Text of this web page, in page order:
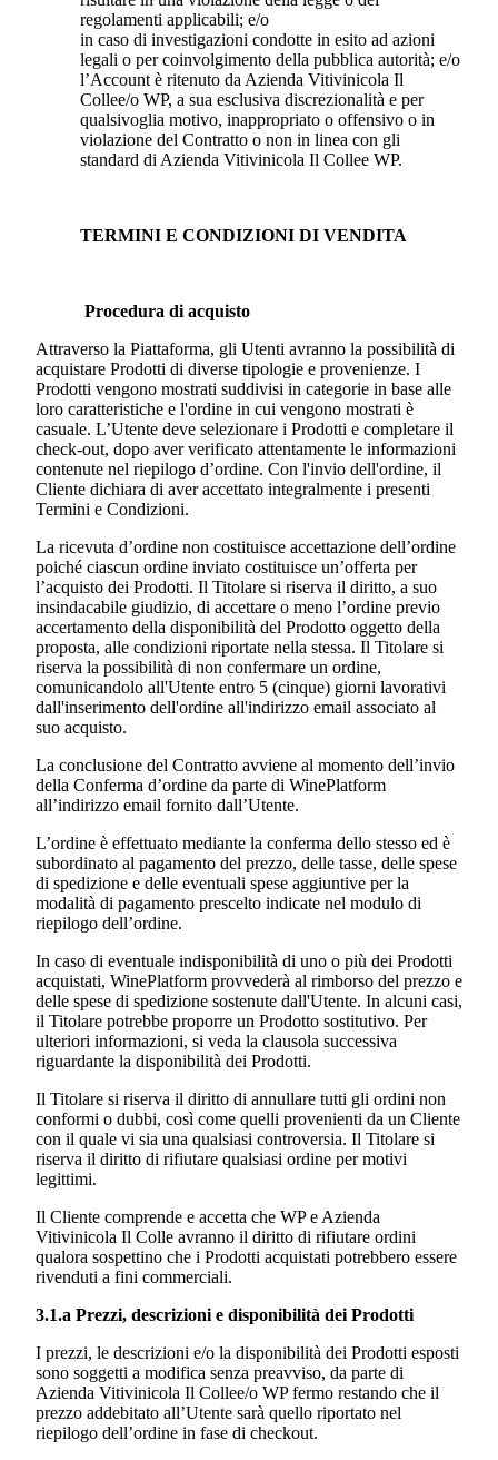
regolamenti applicabili; e/o
in caso di investigazioni condotte in esito ad azioni
legali o per coinvolgimento della pubblica autorità; e/o
l’Account è ritenuto da Azienda Vitivinicola Il
Collee/o WP, a sua esclusiva discrezionalità e per
qualsivoglia motivo, inappropriato o offensivo o in
violazione del Contratto o non in linea con gli
standard di Azienda Vitivinicola Il Collee WP.
TERMINI E CONDIZIONI DI VENDITA
Procedura di acquisto
Attraverso la Piattaforma, gli Utenti avranno la possibilità di
acquistare Prodotti di diverse tipologie e provenienze. I
Prodotti vengono mostrati suddivisi in categorie in base alle
loro caratteristiche e l'ordine in cui vengono mostrati è
casuale. L’Utente deve selezionare i Prodotti e completare il
check-out, dopo aver verificato attentamente le informazioni
contenute nel riepilogo d’ordine. Con l'invio dell'ordine, il
Cliente dichiara di aver accettato integralmente i presenti
Termini e Condizioni.
La ricevuta d’ordine non costituisce accettazione dell’ordine
poiché ciascun ordine inviato costituisce un’offerta per
l’acquisto dei Prodotti. Il Titolare si riserva il diritto, a suo
insindacabile giudizio, di accettare o meno l’ordine previo
accertamento della disponibilità del Prodotto oggetto della
proposta, alle condizioni riportate nella stessa. Il Titolare si
riserva la possibilità di non confermare un ordine,
comunicandolo all'Utente entro 5 (cinque) giorni lavorativi
dall'inserimento dell'ordine all'indirizzo email associato al
suo acquisto.
La conclusione del Contratto avviene al momento dell’invio
della Conferma d’ordine da parte di WinePlatform
all’indirizzo email fornito dall’Utente.
L’ordine è effettuato mediante la conferma dello stesso ed è
subordinato al pagamento del prezzo, delle tasse, delle spese
di spedizione e delle eventuali spese aggiuntive per la
modalità di pagamento prescelto indicate nel modulo di
riepilogo dell’ordine.
In caso di eventuale indisponibilità di uno o più dei Prodotti
acquistati, WinePlatform provvederà al rimborso del prezzo e
delle spese di spedizione sostenute dall'Utente. In alcuni casi,
il Titolare potrebbe proporre un Prodotto sostitutivo. Per
ulteriori informazioni, si veda la clausola successiva
riguardante la disponibilità dei Prodotti.
Il Titolare si riserva il diritto di annullare tutti gli ordini non
conformi o dubbi, così come quelli provenienti da un Cliente
con il quale vi sia una qualsiasi controversia. Il Titolare si
riserva il diritto di rifiutare qualsiasi ordine per motivi
legittimi.
Il Cliente comprende e accetta che WP e Azienda
Vitivinicola Il Colle avranno il diritto di rifiutare ordini
qualora sospettino che i Prodotti acquistati potrebbero essere
rivenduti a fini commerciali.
3.1.a Prezzi, descrizioni e disponibilità dei Prodotti
I prezzi, le descrizioni e/o la disponibilità dei Prodotti esposti
sono soggetti a modifica senza preavviso, da parte di
Azienda Vitivinicola Il Collee/o WP fermo restando che il
prezzo addebitato all’Utente sarà quello riportato nel
riepilogo dell’ordine in fase di checkout.